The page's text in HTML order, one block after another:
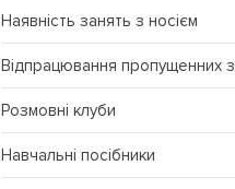
Наявність занять з носієм
Відпрацювання пропущенних
Розмовні клуби
Навчальні посібники